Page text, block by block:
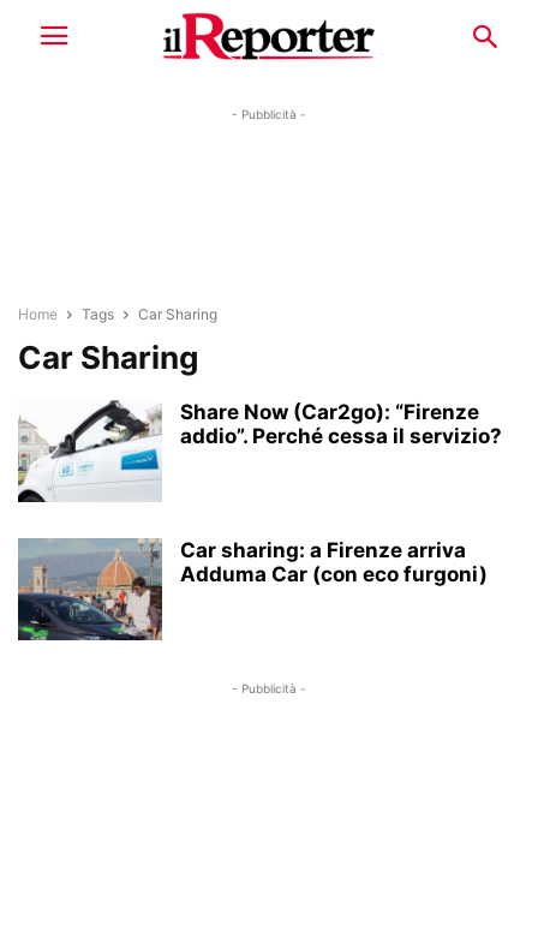
- Pubblicità -
Home Tags Car Sharing
Car Sharing
Share Now (Car2go): “Firenze
addio”. Perché cessa il servizio?
Car sharing: a Firenze arriva
Adduma Car (con eco furgoni)
- Pubblicità -